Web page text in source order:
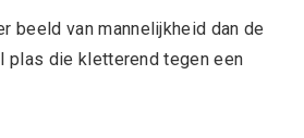
beeld van mannelijkheid dan de
plas die kletterend tegen een